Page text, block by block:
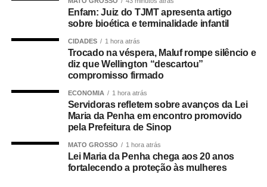
níveis médio e superior, contemplando funções como
técnico legislativo, analista legislativo, controlador interno
e contador.
Durante a visita, Rogério Vianna Rangel agradeceu a
confiança depositada no Instituto Selecon e destacou a
forma como o processo foi conduzido.
“Eu, em nome do Selecon, também agradeço ao
deputado porque, de fato, fizemos um concurso histórico,
graças à oportunidade que o Juca nos deu para
realizarmos esse concurso com qualidade e segurança,
mas, acima de tudo, com muita transparência”, declarou o
Enfam: Juiz do TJMT apresenta artigo
sobre bioética e terminalidade infantil
CIDADES 1 hora atrás
Trocado na véspera, Maluf rompe silêncio e
diz que Wellington “descartou”
compromisso firmado
ECONOMIA 1 hora atrás
Servidoras refletem sobre avanços da Lei
Maria da Penha em encontro promovido
pela Prefeitura de Sinop
MATO GROSSO 1 hora atrás
Lei Maria da Penha chega aos 20 anos
fortalecendo a proteção às mulheres